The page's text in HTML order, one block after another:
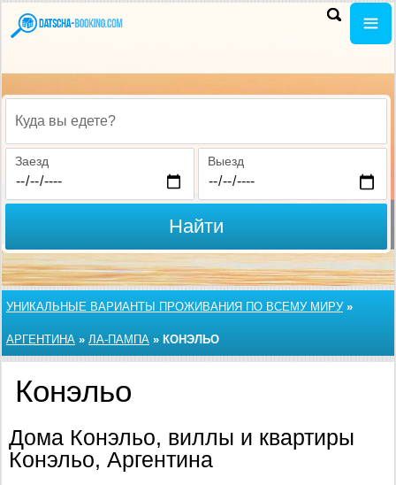
Куда вы едете?
Заезд Выезд
Найти
УНИКАЛЬНЫЕ ВАРИАНТЫ ПРОЖИВАНИЯ ПО ВСЕМУ МИРУ»
АРГЕНТИНА » ЛА-ПАМПА » КОНЭЛЬО
Конэльо
Дома Конэльо, виллы и квартиры
Конэльо, Аргентина